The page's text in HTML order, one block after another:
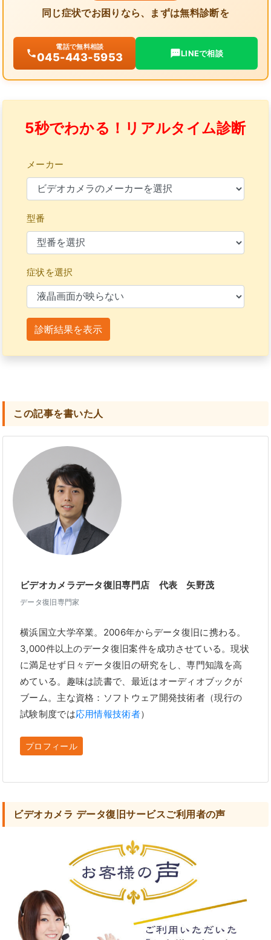
同じ症状でお困りなら、まずは無料診断を
電話で無料相談
045-443-5953 LINEで相談
5秒でわかる！リアルタイム診断
メーカー
型番
症状を選択
診断結果を表示
この記事を書いた人
ビデオカメラデータ復旧専門店 代表 矢野茂
データ復旧専門家
横浜国立大学卒業。2006年からデータ復旧に携わる。
3,000件以上のデータ復旧案件を成功させている。現状
に満足せず日々データ復旧の研究をし、専門知識を高
めている。趣味は読書で、最近はオーディオブックが
ブーム。主な資格：ソフトウェア開発技術者（現行の
試験制度では応用情報技術者）
プロフィール
ビデオカメラ データ復旧サービスご利用者の声